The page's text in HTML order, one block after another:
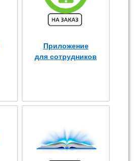
Приложение
для сотрудников